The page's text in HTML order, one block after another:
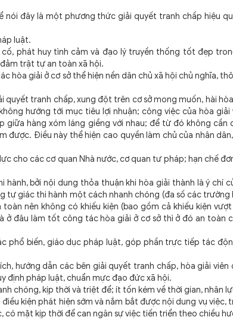
đây là một phương thức giải quyết tranh chấp hiệu
luật.
phát huy tình cảm và đạo lý truyền thống tốt đẹp
trật tự an toàn xã hội.
hòa giải ở cơ sở thể hiện nền dân chủ xã hội chủ nghĩa,
tranh chấp, xung đột trên cơ sở mong muốn, hài
hướng tới mục tiêu lợi nhuận; công việc của hòa giải
hàng xóm láng giềng với nhau; để từ đó không cần
được. Điều này thể hiện cao quyền làm chủ của nhân
cho các cơ quan Nhà nước, cơ quan tư pháp; hạn chế
hành, bởi nội dung thỏa thuận khi hòa giải thành là ý chí
tự giác thi hành một cách nhanh chóng (đa số các trường
nên không có khiếu kiện (bao gồm cả khiếu kiện vượt
ở đâu làm tốt công tác hòa giải ở cơ sở thì ở đó an toàn
phổ biến, giáo dục pháp luật, góp phần trực tiếp tác
hướng dẫn các bên giải quyết tranh chấp, hòa giải viên
định pháp luật, chuẩn mực đạo đức xã hội.
chóng, kịp thời và triệt để; ít tốn kém về thời gian, nhân
kiện phát hiện sớm và nắm bắt được nội dung vụ việc,
có mặt kịp thời để can ngăn sự việc tiến triển theo chiều